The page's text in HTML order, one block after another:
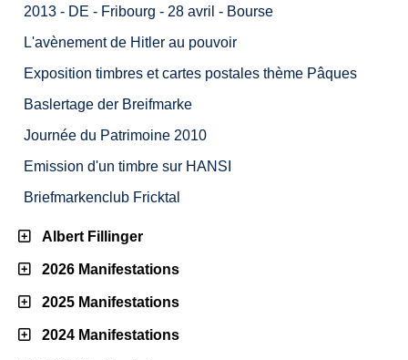
2013 - DE - Fribourg - 28 avril - Bourse
L'avènement de Hitler au pouvoir
Exposition timbres et cartes postales thème Pâques
Baslertage der Breifmarke
Journée du Patrimoine 2010
Emission d'un timbre sur HANSI
Briefmarkenclub Fricktal
Albert Fillinger
2026 Manifestations
2025 Manifestations
2024 Manifestations